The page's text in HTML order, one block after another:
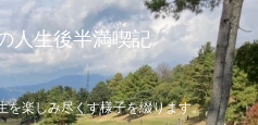
人生後半満喫記
を楽しみ尽くす様子を綴ります。